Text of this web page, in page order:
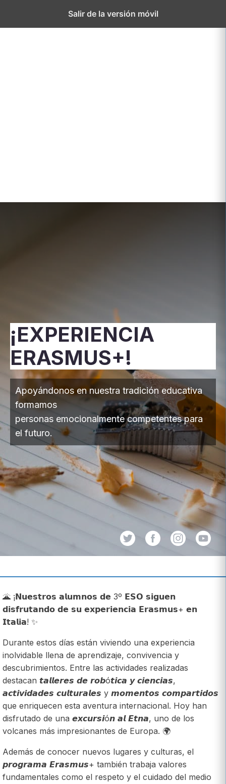
El
¡EXPERIENCIA
ERASMUS+!
Apoyándonos en nuestra tradición educativa
formamos
personas emocionalmente competentes para
el futuro.
🌋 ¡𝗡𝘂𝗲𝘀𝘁𝗿𝗼𝘀 𝗮𝗹𝘂𝗺𝗻𝗼𝘀 𝗱𝗲 3º 𝗘𝗦𝗢 𝘀𝗶𝗴𝘂𝗲𝗻
𝗱𝗶𝘀𝗳𝗿𝘂𝘁𝗮𝗻𝗱𝗼 𝗱𝗲 𝘀𝘂 𝗲𝘅𝗽𝗲𝗿𝗶𝗲𝗻𝗰𝗶𝗮 𝗘𝗿𝗮𝘀𝗺𝘂𝘀+ 𝗲𝗻
𝗜𝘁𝗮𝗹𝗶𝗮! ✨
Durante estos días están viviendo una experiencia
inolvidable llena de aprendizaje, convivencia y
descubrimientos. Entre las actividades realizadas
destacan 𝙩𝙖𝙡𝙡𝙚𝙧𝙚𝙨 𝙙𝙚 𝙧𝙤𝙗ó𝙩𝙞𝙘𝙖 𝙮 𝙘𝙞𝙚𝙣𝙘𝙞𝙖𝙨,
𝙖𝙘𝙩𝙞𝙫𝙞𝙙𝙖𝙙𝙚𝙨 𝙘𝙪𝙡𝙩𝙪𝙧𝙖𝙡𝙚𝙨 y 𝙢𝙤𝙢𝙚𝙣𝙩𝙤𝙨 𝙘𝙤𝙢𝙥𝙖𝙧𝙩𝙞𝙙𝙤𝙨
que enriquecen esta aventura internacional. Hoy han
disfrutado de una 𝙚𝙭𝙘𝙪𝙧𝙨𝙞ó𝙣 𝙖𝙡 𝙀𝙩𝙣𝙖, uno de los
volcanes más impresionantes de Europa. 🌍
Además de conocer nuevos lugares y culturas, el
𝙥𝙧𝙤𝙜𝙧𝙖𝙢𝙖 𝙀𝙧𝙖𝙨𝙢𝙪𝙨+ también trabaja valores
fundamentales como el respeto y el cuidado del medio
Salir de la versión móvil